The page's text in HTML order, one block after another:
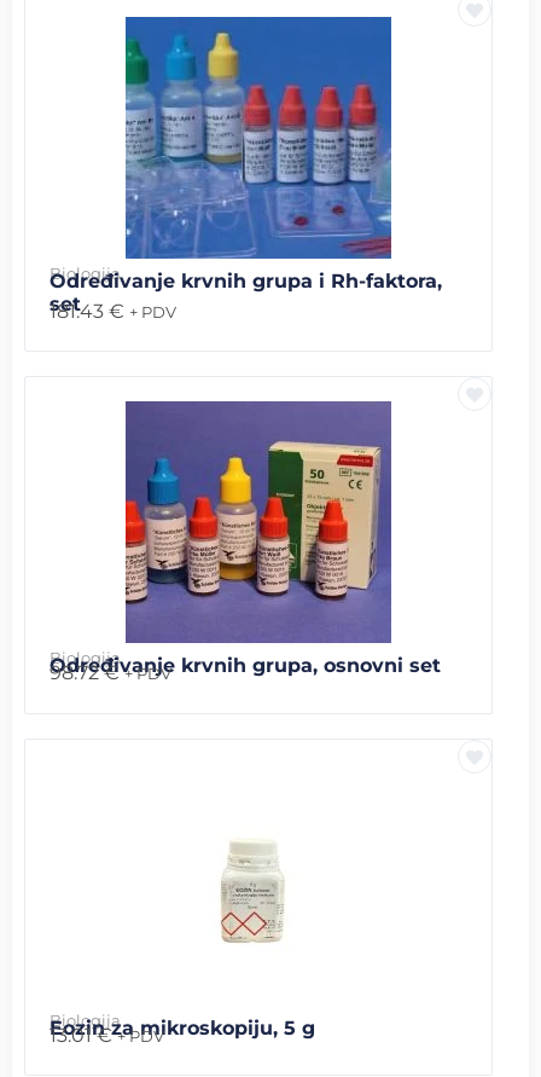
Biologija
Određivanje krvnih grupa i Rh-faktora,
set
181.43 € + PDV
Biologija
Određivanje krvnih grupa, osnovni set
98.72€ + PDV
Biologija
Eozin za mikroskopiju, 5 g
13.01€ + PDV